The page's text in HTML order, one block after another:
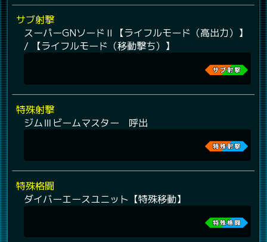
サブ射撃
スーパーGNソードⅡ【ライフルモード（高出力）】
/ 【ライフルモード（移動撃ち）】
特殊射撃
ジムⅢビームマスター 呼出
特殊格闘
ダイバーエースユニット【特殊移動】